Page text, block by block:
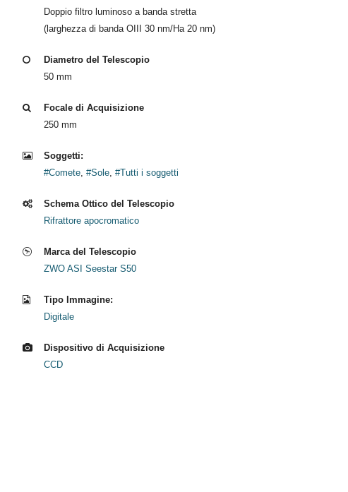
Doppio filtro luminoso a banda stretta
(larghezza di banda OIII 30 nm/Ha 20 nm)
Diametro del Telescopio
50 mm
Focale di Acquisizione
250 mm
Soggetti:
#Comete, #Sole, #Tutti i soggetti
Schema Ottico del Telescopio
Rifrattore apocromatico
Marca del Telescopio
ZWO ASI Seestar S50
Tipo Immagine:
Digitale
Dispositivo di Acquisizione
CCD